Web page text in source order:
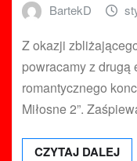
BartekD
Z okazji
powracamy z drugą
romantycznego
Miłosne 2”.
CZYTAJ DALEJ